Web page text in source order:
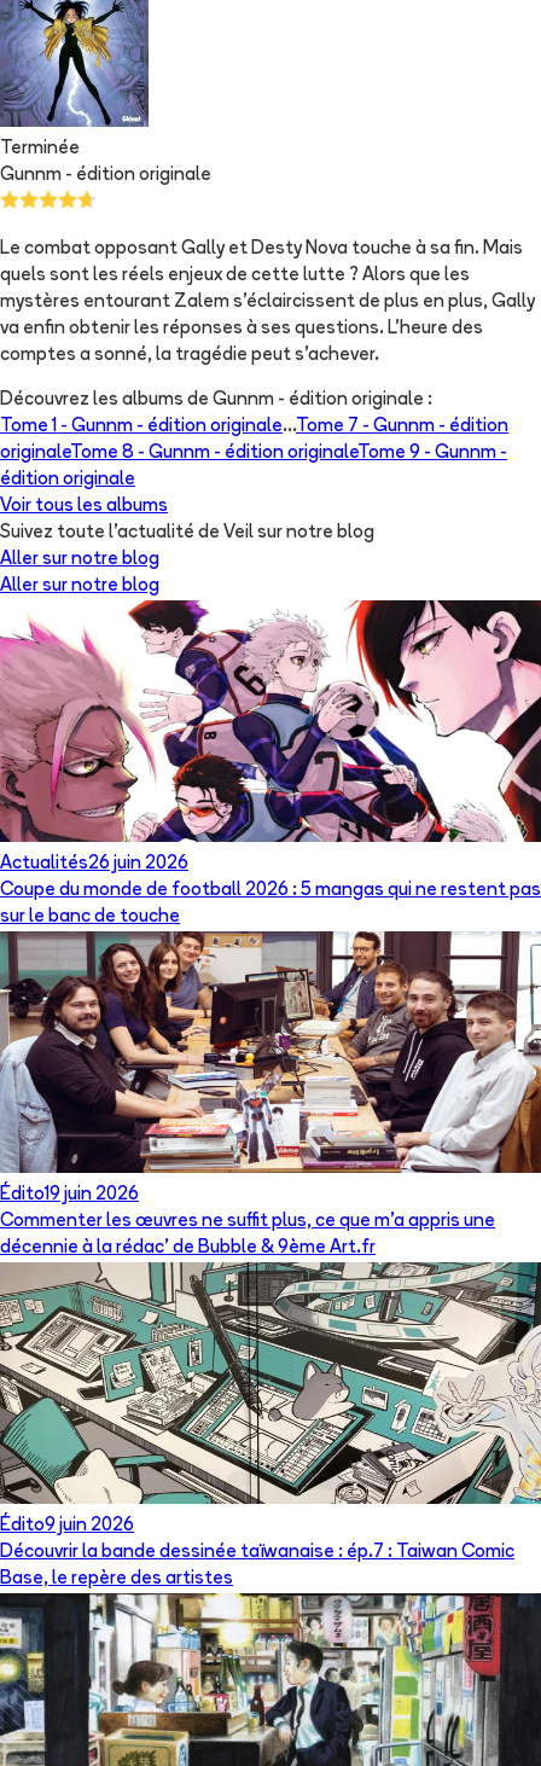
Terminée
Gunnm - édition originale
Le combat opposant Gally et Desty Nova touche à sa fin. Mais
quels sont les réels enjeux de cette lutte ? Alors que les
mystères entourant Zalem s’éclaircissent de plus en plus, Gally
va enfin obtenir les réponses à ses questions. L’heure des
comptes a sonné, la tragédie peut s’achever.
Découvrez les albums de Gunnm - édition originale :
Tome 1 - Gunnm - édition originale...Tome 7 - Gunnm - édition
originaleTome 8 - Gunnm - édition originaleTome 9 - Gunnm -
édition originale
Voir tous les albums
Suivez toute l'actualité de Veil sur notre blog
Aller sur notre blog
Aller sur notre blog
Actualités26 juin 2026
Coupe du monde de football 2026 : 5 mangas qui ne restent pas
sur le banc de touche
Édito19 juin 2026
Commenter les œuvres ne suffit plus, ce que m’a appris une
décennie à la rédac’ de Bubble & 9ème Art.fr
Édito9 juin 2026
Découvrir la bande dessinée taïwanaise : ép.7 : Taiwan Comic
Base, le repère des artistes